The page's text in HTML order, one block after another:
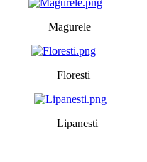
Magurele
Floresti
Lipanesti